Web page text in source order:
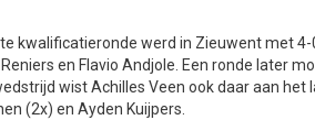
kwalificatieronde werd in Zieuwent met
en Flavio Andjole. Een ronde later
wist Achilles Veen ook daar aan
(2x) en Ayden Kuijpers.